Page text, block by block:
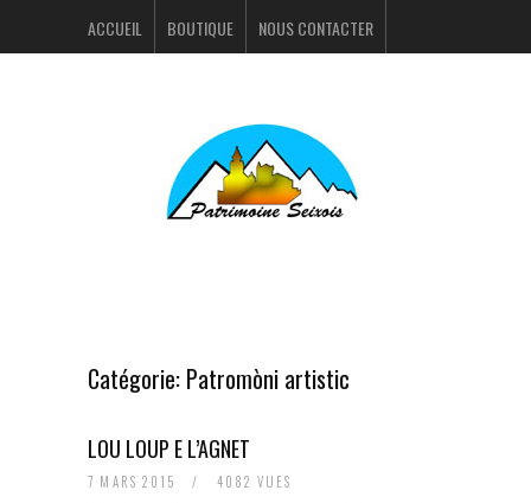
ACCUEIL BOUTIQUE NOUS CONTACTER
Catégorie: Patromòni artistic
LOU LOUP E L’AGNET
7 MARS 2015 / 4082 VUES